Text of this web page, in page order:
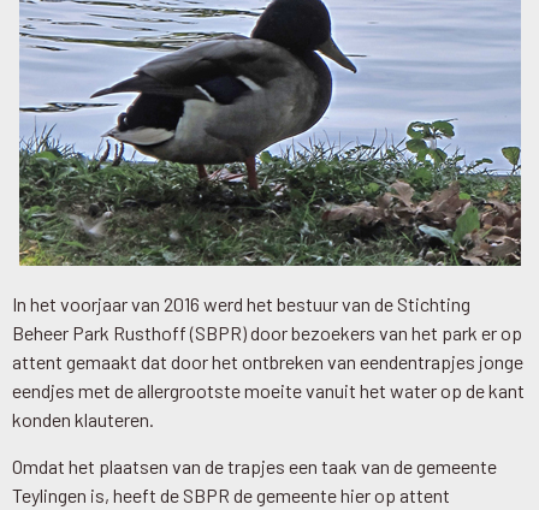
In het voorjaar van 2016 werd het bestuur van de Stichting
Beheer Park Rusthoff (SBPR) door bezoekers van het park er op
attent gemaakt dat door het ontbreken van eendentrapjes jonge
eendjes met de allergrootste moeite vanuit het water op de kant
konden klauteren.
Omdat het plaatsen van de trapjes een taak van de gemeente
Teylingen is, heeft de SBPR de gemeente hier op attent